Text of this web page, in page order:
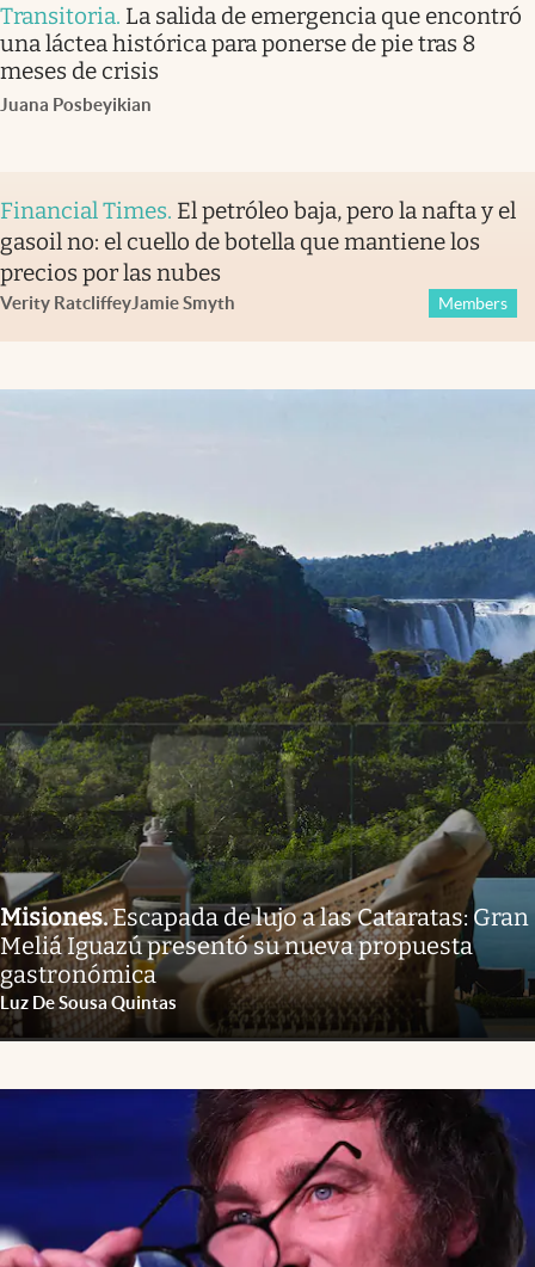
Transitoria. La salida de emergencia que encontró
una láctea histórica para ponerse de pie tras 8
meses de crisis
Juana Posbeyikian
Financial Times. El petróleo baja, pero la nafta y el
gasoil no: el cuello de botella que mantiene los
precios por las nubes
Verity RatcliffeyJamie Smyth Members
Misiones.Escapada de lujo a las Cataratas: Gran
Meliá Iguazú presentó su nueva propuesta
gastronómica
Luz De Sousa Quintas